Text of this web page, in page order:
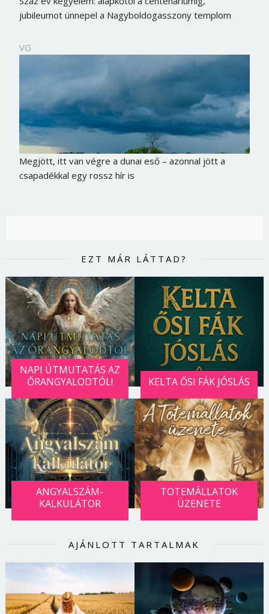
jubileumot ünnepel a Nagyboldogasszony templom
VG
Megjött, itt van végre a dunai eső – azonnal jött a
csapadékkal egy rossz hír is
EZT MÁR LÁTTAD?
NAPI ÚTMUTATÁS AZ
ŐRANGYALODTÓL!
KELTA ŐSI FÁK JÓSLÁS
ANGYALSZÁM-
KALKULÁTOR
TOTEMÁLLATOK
ÜZENETE
AJÁNLOTT TARTALMAK